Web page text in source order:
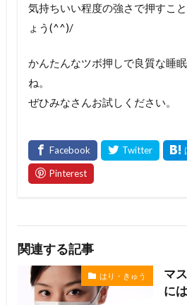
気持ちいい程度の強さで押すこ
ょう(^^)/
かんたんなツボ押しで良質な睡
ね。
ぜひみなさんお試しください。
関連する記事
はり・きゅう
マ
に